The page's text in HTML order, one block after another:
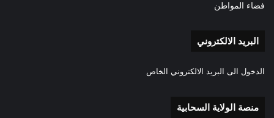
فضاء المواطن
البريد الالكتروني
الدخول الى البريد الالكتروني الخاص
منصة الولاية السحابية